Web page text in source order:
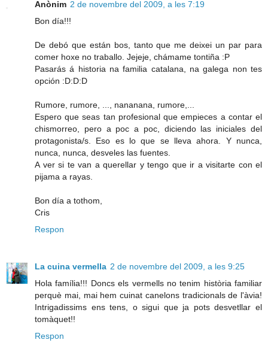
Anònim 2 de novembre del 2009, a les 7:19
Bon día!!!
De debó que están bos, tanto que me deixei un par para
comer hoxe no traballo. Jejeje, chámame tontiña :P
Pasarás á historia na familia catalana, na galega non tes
opción :D:D:D
Rumore, rumore, ..., nananana, rumore,...
Espero que seas tan profesional que empieces a contar el
chismorreo, pero a poc a poc, diciendo las iniciales del
protagonista/s. Eso es lo que se lleva ahora. Y nunca,
nunca, nunca, desveles las fuentes.
A ver si te van a querellar y tengo que ir a visitarte con el
pijama a rayas.
Bon día a tothom,
Cris
Respon
La cuina vermella 2 de novembre del 2009, a les 9:25
Hola família!!! Doncs els vermells no tenim història familiar
perquè mai, mai hem cuinat canelons tradicionals de l'àvia!
Intrigadissims ens tens, o sigui que ja pots desvetllar el
tomàquet!!
Respon